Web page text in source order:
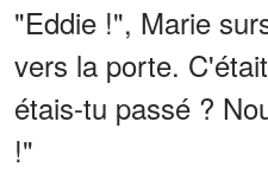
"Eddie !", Marie
vers la porte.
étais-tu passé ?
!"